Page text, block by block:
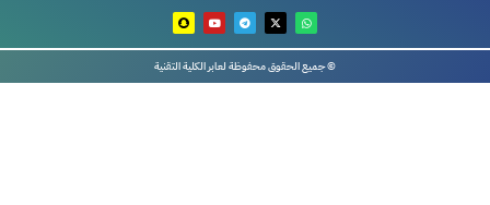
© جميع الحقوق محفوظة لعابر الكلية التقنية